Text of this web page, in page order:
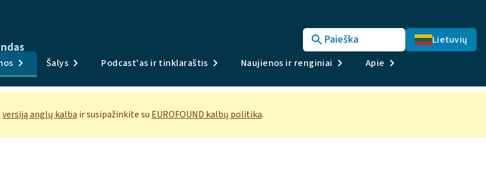
Paieška
Lietuvių
Šalys Podcast'as ir tinklaraštis Naujienos ir renginiai Apie
Publikacijos
Apklausos ir duomenys
Temos
Šalys
versiją anglų kalba ir susipažinkite su EUROFOUND kalbų politika.